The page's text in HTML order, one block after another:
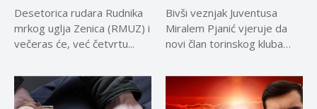
Desetorica rudara Rudnika
mrkog uglja Zenica (RMUZ) i
večeras će, već četvrtu...
Bivši veznjak Juventusa
Miralem Pjanić vjeruje da
novi član torinskog kluba